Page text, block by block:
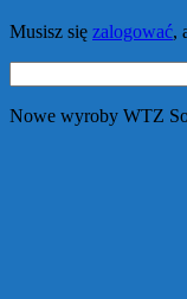
Musisz się zalogować,
Nowe wyroby WTZ